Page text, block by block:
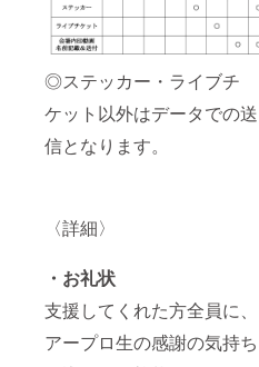
◎ステッカー・ライブチ
ケット以外はデータでの送
信となります。
〈詳細〉
・お礼状
支援してくれた方全員に、
アープロ生の感謝の気持ち